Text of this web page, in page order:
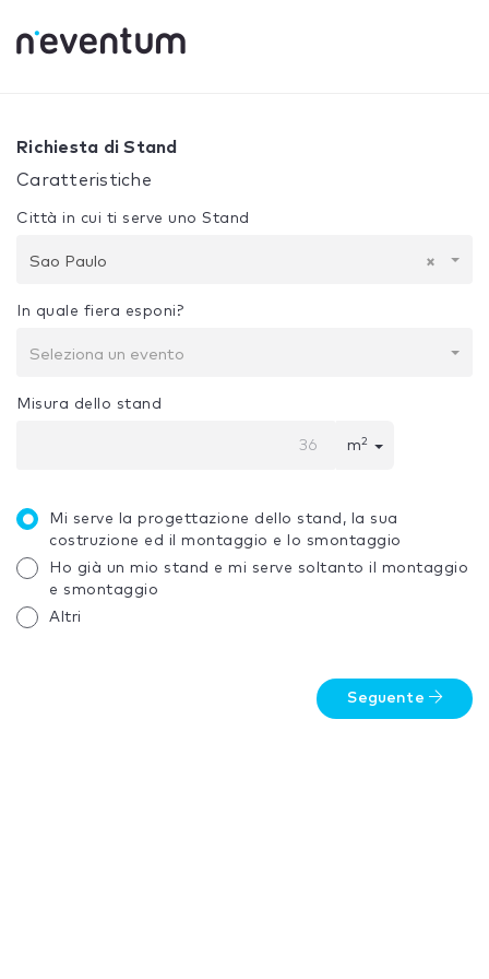
La tua selezione:
Richiesta di Stand
Caratteristiche
Città in cui ti serve uno Stand
×
Sao Paulo
In quale fiera esponi?
Seleziona un evento
Misura dello stand
m2
Mi serve la progettazione dello stand, la sua
costruzione ed il montaggio e lo smontaggio
Ho già un mio stand e mi serve soltanto il montaggio
e smontaggio
Altri
Seguente